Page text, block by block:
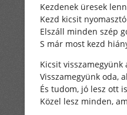
Kezdenek üresek
Kezd kicsit
Elszáll minden szép
S már most kezd
Kicsit visszamegyünk
Visszamegyünk oda,
És tudom, jó lesz ott
Közel lesz minden,